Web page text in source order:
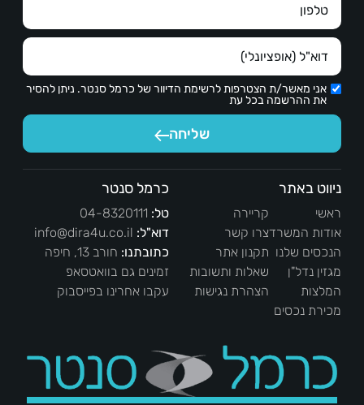
אני מאשר/ת הצטרפות לרשימת הדיוור של כרמל סנטר. ניתן להסיר
את ההרשמה בכל עת
שליחה
ניווט באתר
ראשי
אודות המשרד
הנכסים שלנו
מגזין נדל"ן
המלצות
מכירת נכסים
קריירה
צרו קשר
תקנון אתר
שאלות ותשובות
הצהרת נגישות
כרמל סנטר
טל:04-8320111
דוא"ל:info@dira4u.co.il
כתובתנו:חורב 13, חיפה
זמינים גם בוואטסאפ
עקבו אחרינו בפייסבוק